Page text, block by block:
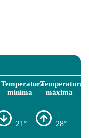
Temperatura
mínima
Temperatura
máxima
21° 28°